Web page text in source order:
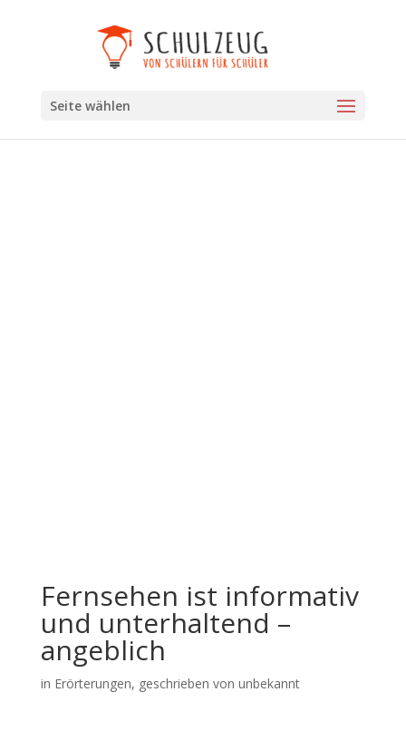
Seite wählen
Fernsehen ist informativ
und unterhaltend –
angeblich
in Erörterungen, geschrieben von unbekannt